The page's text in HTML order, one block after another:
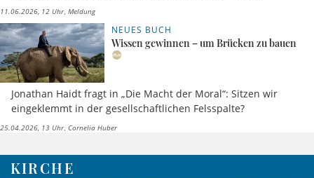
11.06.2026, 12 Uhr Meldung
NEUES BUCH
Wissen gewinnen – um Brücken zu bauen
Jonathan Haidt fragt in „Die Macht der Moral“: Sitzen wir
eingeklemmt in der gesellschaftlichen Felsspalte?
25.04.2026, 13 Uhr Cornelia Huber
KIRCHE